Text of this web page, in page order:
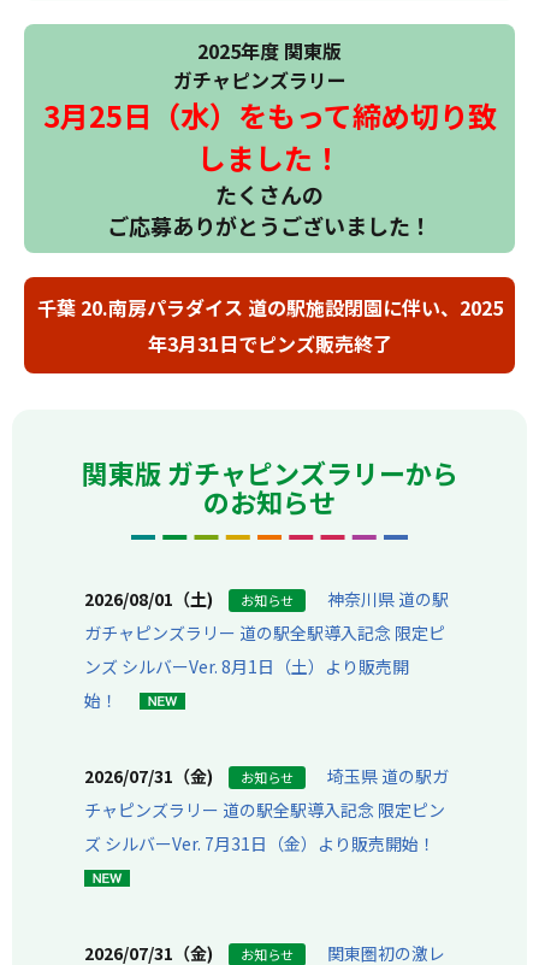
2025年度 関東版
ガチャピンズラリー
3月25日（水）をもって締め切り致
しました！
たくさんの
ご応募ありがとうございました！
千葉 20.南房パラダイス 道の駅施設閉園に伴い、2025
年3月31日でピンズ販売終了
関東版 ガチャピンズラリーから
のお知らせ